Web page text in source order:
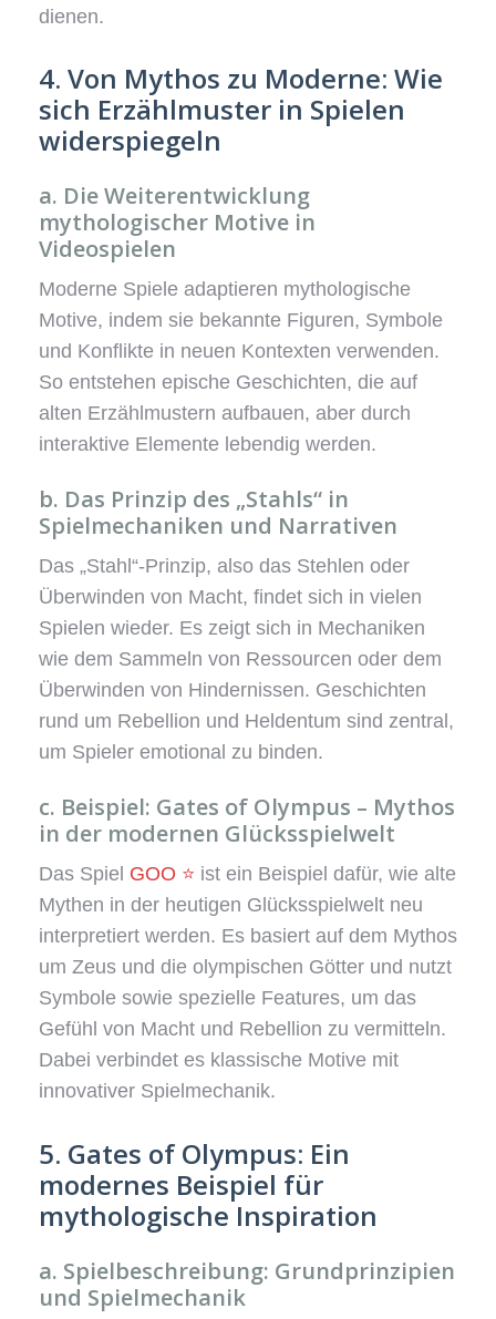
dienen.
4. Von Mythos zu Moderne: Wie
sich Erzählmuster in Spielen
widerspiegeln
a. Die Weiterentwicklung
mythologischer Motive in
Videospielen
Moderne Spiele adaptieren mythologische
Motive, indem sie bekannte Figuren, Symbole
und Konflikte in neuen Kontexten verwenden.
So entstehen epische Geschichten, die auf
alten Erzählmustern aufbauen, aber durch
interaktive Elemente lebendig werden.
b. Das Prinzip des „Stahls“ in
Spielmechaniken und Narrativen
Das „Stahl“-Prinzip, also das Stehlen oder
Überwinden von Macht, findet sich in vielen
Spielen wieder. Es zeigt sich in Mechaniken
wie dem Sammeln von Ressourcen oder dem
Überwinden von Hindernissen. Geschichten
rund um Rebellion und Heldentum sind zentral,
um Spieler emotional zu binden.
c. Beispiel: Gates of Olympus – Mythos
in der modernen Glücksspielwelt
Das Spiel GOO ⭐ ist ein Beispiel dafür, wie alte
Mythen in der heutigen Glücksspielwelt neu
interpretiert werden. Es basiert auf dem Mythos
um Zeus und die olympischen Götter und nutzt
Symbole sowie spezielle Features, um das
Gefühl von Macht und Rebellion zu vermitteln.
Dabei verbindet es klassische Motive mit
innovativer Spielmechanik.
5. Gates of Olympus: Ein
modernes Beispiel für
mythologische Inspiration
a. Spielbeschreibung: Grundprinzipien
und Spielmechanik